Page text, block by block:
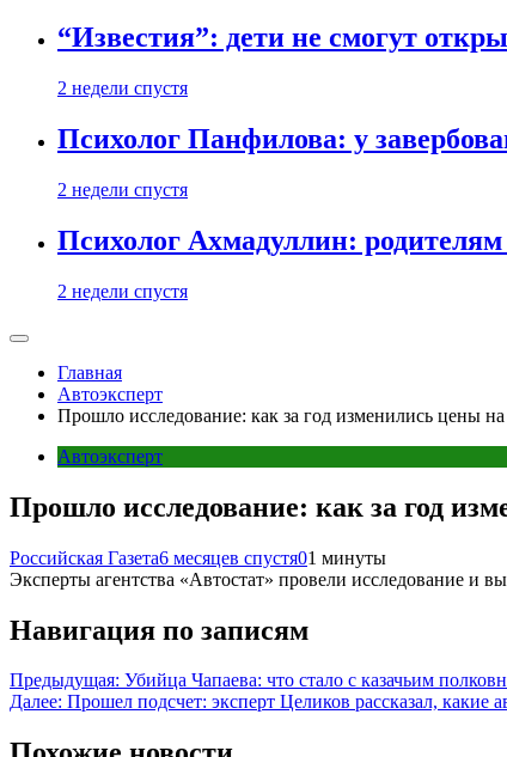
“Известия”: дети не смогут
2 недели спустя
Психолог Панфилова: у
2 недели спустя
Психолог Ахмадуллин: родителям
2 недели спустя
Главная
Автоэксперт
Прошло исследование: как за год изменились цены
Автоэксперт
Прошло исследование: как за год
Российская Газета6 месяцев спустя01 минуты
Эксперты агентства «Автостат» провели исследование и
Навигация по записям
Предыдущая: Убийца Чапаева: что стало с казачьим
Далее: Прошел подсчет: эксперт Целиков рассказал, какие